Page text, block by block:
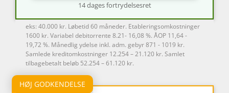
14 dages fortrydelsesret
eks: 40.000 kr. Løbetid 60 måneder. Etableringsomkostninger
1600 kr. Variabel debitorrente 8.21- 16,08 %. ÅOP 11,64 -
19,72 %. Månedlig ydelse inkl. adm. gebyr 871 - 1019 kr.
Samlede kreditomkostninger 12.254 – 21.120 kr. Samlet
tilbagebetalt beløb 52.254 – 61.120 kr.
HØJ GODKENDELSE